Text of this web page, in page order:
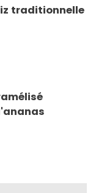
traditionnelle